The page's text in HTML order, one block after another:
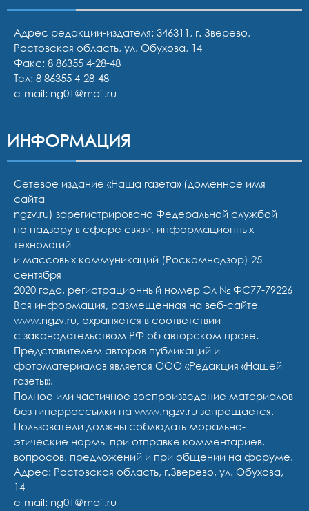
Адрес редакции-издателя: 346311, г. Зверево,
Ростовская область, ул. Обухова, 14
Факс: 8 86355 4-28-48
Тел: 8 86355 4-28-48
e-mail: ng01@mail.ru
ИНФОРМАЦИЯ
Сетевое издание «Наша газета» (доменное имя
сайта
ngzv.ru) зарегистрировано Федеральной службой
по надзору в сфере связи, информационных
технологий
и массовых коммуникаций (Роскомнадзор) 25
сентября
2020 года, регистрационный номер Эл № ФС77-79226
Вся информация, размещенная на веб-сайте
www.ngzv.ru, охраняется в соответствии
с законодательством РФ об авторском праве.
Представителем авторов публикаций и
фотоматериалов является ООО «Редакция «Нашей
газеты».
Полное или частичное воспроизведение материалов
без гиперрассылки на www.ngzv.ru запрещается.
Пользователи должны соблюдать морально-
этические нормы при отправке комментариев,
вопросов, предложений и при общении на форуме.
Адрес: Ростовская область, г.Зверево, ул. Обухова,
14
e-mail: ng01@mail.ru